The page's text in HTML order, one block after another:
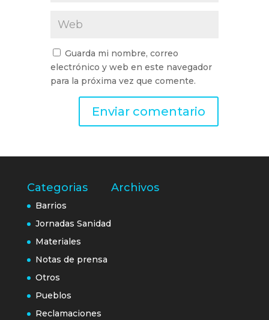
Guarda mi nombre, correo
electrónico y web en este navegador
para la próxima vez que comente.
Categorias
Barrios
Jornadas Sanidad
Materiales
Notas de prensa
Otros
Pueblos
Reclamaciones
Archivos